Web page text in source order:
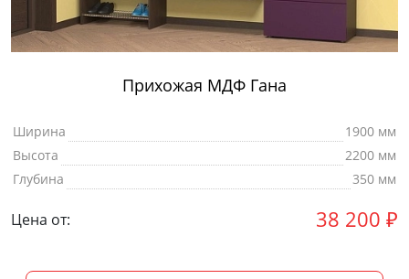
Прихожая МДФ Гана
Ширина
1900 мм
Высота
2200 мм
Глубина
350 мм
Цена от: 38 200 ₽